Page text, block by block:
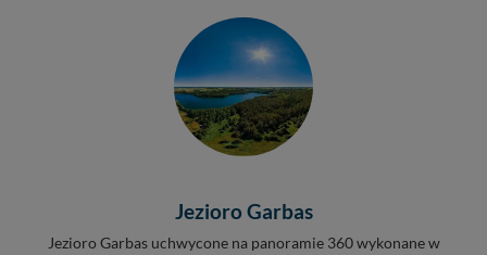
Jezioro Garbas
Jezioro Garbas uchwycone na panoramie 360 wykonane w